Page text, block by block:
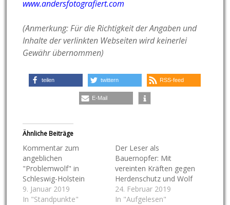
www.andersfotografiert.com
(Anmerkung: Für die Richtigkeit der Angaben und
Inhalte der verlinkten Webseiten wird keinerlei
Gewähr übernommen)
teilen twittern RSS-feed
E-Mail
Ähnliche Beiträge
Kommentar zum
angeblichen
"Problemwolf" in
Schleswig-Holstein
9. Januar 2019
In "Standpunkte"
Der Leser als
Bauernopfer: Mit
vereinten Kräften gegen
Herdenschutz und Wolf
24. Februar 2019
In "Aufgelesen"